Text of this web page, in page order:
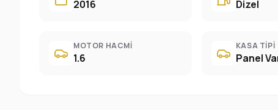
2016 Dizel
MOTOR HACMI
1.6
KASA TIPI
Panel